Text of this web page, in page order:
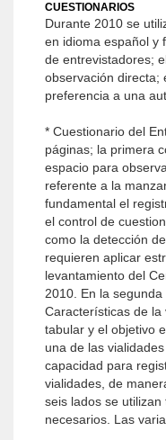
CUESTIONARIOS
Durante 2010 se
en idioma español y
de entrevistadores;
observación directa;
preferencia a una
* Cuestionario del
páginas; la primera
espacio para
referente a la
fundamental el
el control de
como la detección
requieren aplicar
levantamiento del
2010. En la
Características de la
tabular y el objetivo
una de las
capacidad para
vialidades, de
seis lados se
necesarios. Las